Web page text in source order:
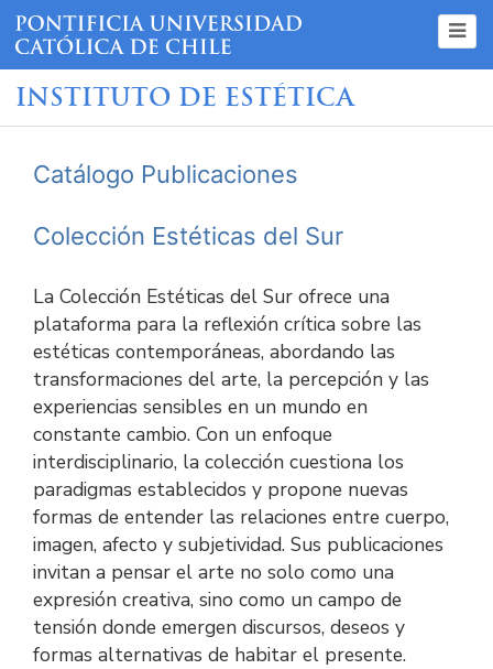
INSTITUTO DE ESTÉTICA
Catálogo Publicaciones
Colección Estéticas del Sur
La Colección Estéticas del Sur ofrece una
plataforma para la reflexión crítica sobre las
estéticas contemporáneas, abordando las
transformaciones del arte, la percepción y las
experiencias sensibles en un mundo en
constante cambio. Con un enfoque
interdisciplinario, la colección cuestiona los
paradigmas establecidos y propone nuevas
formas de entender las relaciones entre cuerpo,
imagen, afecto y subjetividad. Sus publicaciones
invitan a pensar el arte no solo como una
expresión creativa, sino como un campo de
tensión donde emergen discursos, deseos y
formas alternativas de habitar el presente.